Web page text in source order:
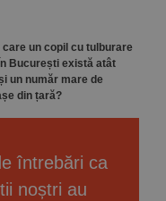
un copil cu tulburare
București există atât
un număr mare de
din țară?
întrebări ca
noștri au